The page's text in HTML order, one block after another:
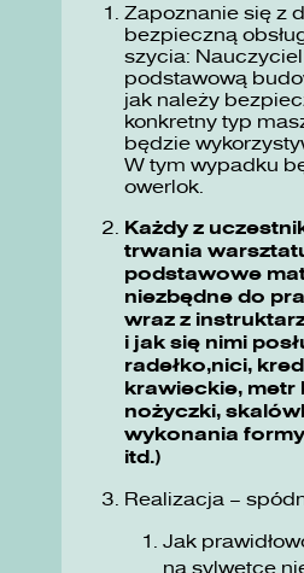
Zapoznanie się z
bezpieczną
szycia:
podstawową
jak należy
konkretny typ
będzie
W tym wypadku
owerlok.
Każdy z
trwania
podstawowe
niezbędne do
wraz z
i jak się nimi
radełko,nici,
krawieckie, metr
nożyczki,
wykonania
itd.)
Realizacja –
Jak
na sylwetce